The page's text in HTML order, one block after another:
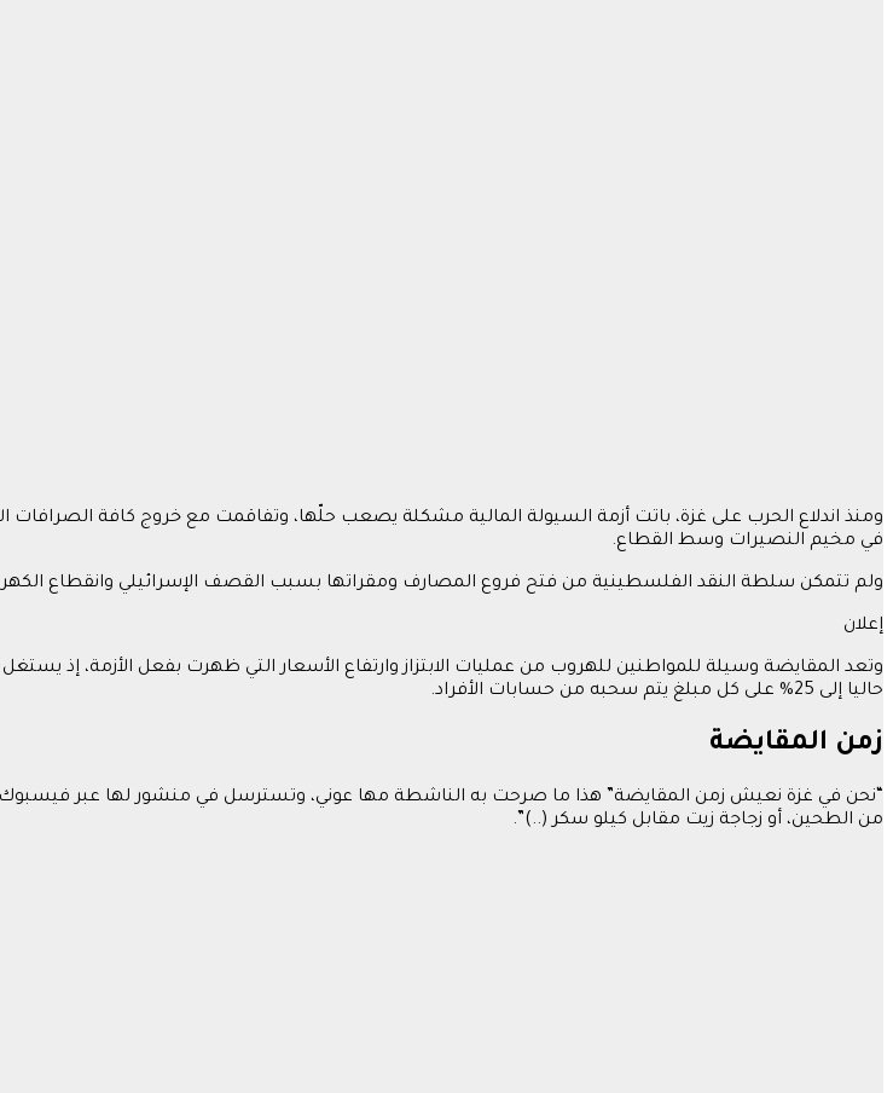
ومنذ اندلاع الحرب على غزة، باتت أزمة السيولة المالية مشكلة يصعب حلّها، وتفاقمت مع خروج كافة
في مخيم النصيرات وسط القطاع.
ولم تتمكن سلطة النقد الفلسطينية من فتح فروع المصارف ومقراتها بسبب القصف الإسرائيلي وانقطاع
إعلان
وتعد المقايضة وسيلة للمواطنين للهروب من عمليات الابتزاز وارتفاع الأسعار التي ظهرت بفعل الأزمة، إذ
حاليا إلى 25% على كل مبلغ يتم سحبه من حسابات الأفراد.
زمن المقايضة
“نحن في غزة نعيش زمن المقايضة” هذا ما صرحت به الناشطة مها عوني، وتسترسل في منشور لها عبر فيسبوك
من الطحين، أو زجاجة زيت مقابل كيلو سكر (..)”.